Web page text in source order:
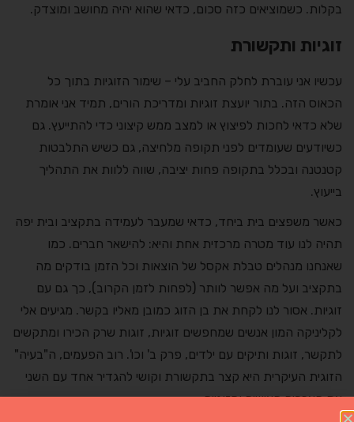
בקלות. כשמוציאים כזה סכום, כדאי שהוא יהיה מחושב ומוצדק.
זוגיות ותקשורת
עכשיו אני עוברת לחלק החביב עלי – שימור הזוגיות בתוך כל
הכאוס הזה. בתור יועצת זוגיות ומדריכת הורים, תמיד אני אומרת
שלא כדאי לחכות לפיצוץ או למצב ממש קיצוני כדי להתייעץ. גם
כשיודעים שעומדים לפני תקופה מלחיצה, גם כשיש התלבטות
קטנטנה ובכלל בתקופה פחות יציבה, שווה ללוות את התהליך
בייעוץ.
כאשר משפצים בית ביחד, כדאי שמעבר לעמידה בתקציב ובית יפה
תהיה לנו עוד מטרה מרכזית אחת והיא: להישאר חברים. כמו
שאנחנו מנהלים טבלת אקסל של הוצאות וכל הזמן בודקים מה
בתקציב ועל מה אפשר לוותר (לפחות לזמן הקרוב), כך גם עם
זוגיות. אסור לנו לקחת את בן הזוג כמובן מאליו בקשר. מגיעים אלי
לקליניקה המון אנשים שמחפשים זוגיות, זוגות שרק הכירו ומתקשים
לתקשר, זוגות ותיקים עם ילדים, פרק ב' וכו'. רוב הפעמים, ה"בעיה"
הזוגית העיקרית היא קצר בתקשורת וקושי להגדיר אחד עם השני
את הצרכים האישים והזוגיים.